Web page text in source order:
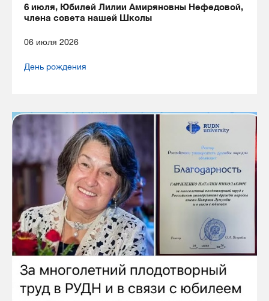
6 июля, Юбилей Лилии Амиряновны Нефедовой,
члена совета нашей Школы
06 июля 2026
День рождения